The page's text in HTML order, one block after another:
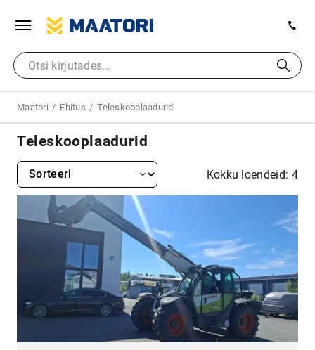
Maatori Ehitus Teleskooplaadurid
Teleskooplaadurid
Kokku loendeid: 4